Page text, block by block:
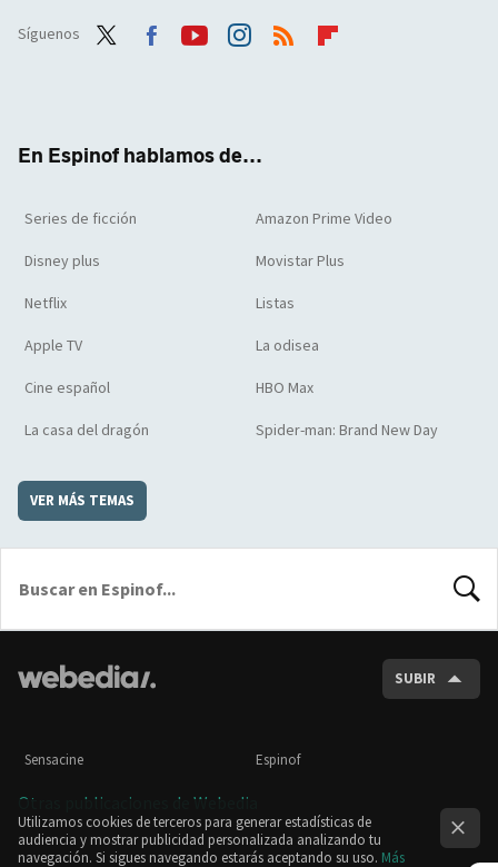
Síguenos
En Espinof hablamos de...
Series de ficción Amazon Prime Video
Disney plus Movistar Plus
Netflix Listas
Apple TV La odisea
Cine español HBO Max
La casa del dragón Spider-man: Brand New Day
VER MÁS TEMAS
SUBIR
Sensacine Espinof
Otras publicaciones de Webedia
Utilizamos cookies de terceros para generar estadísticas de
audiencia y mostrar publicidad personalizada analizando tu
navegación. Si sigues navegando estarás aceptando su uso. Más